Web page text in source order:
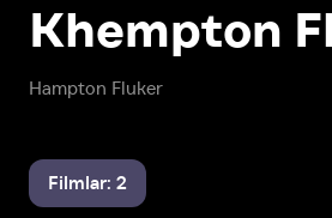
Hampton Fluker
Khempton
Filmlar: 2